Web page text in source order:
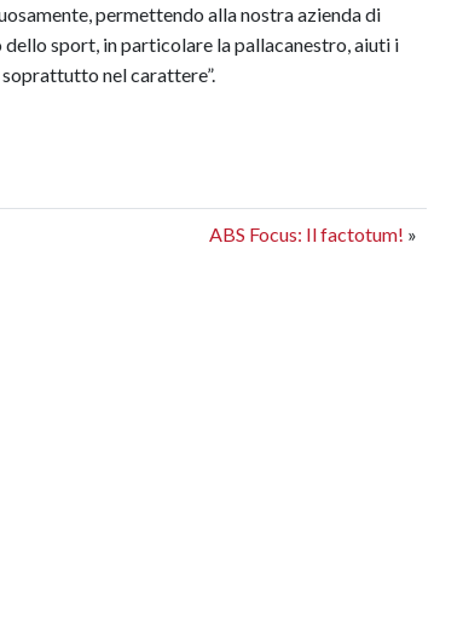
permettendo alla nostra azienda di
sport, in particolare la pallacanestro, aiuti i
nel carattere”.
ABS Focus: Il factotum! »